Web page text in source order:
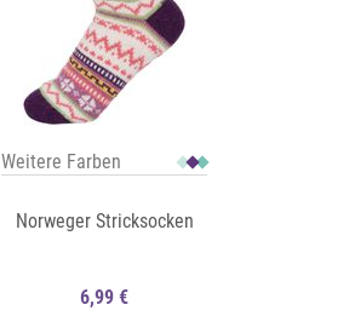
Weitere Farben
Norweger Stricksocken
6,99 €